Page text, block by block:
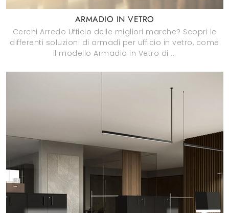
ARMADIO IN VETRO
Cerchi Arredo Ufficio delle migliori marche? Scopri le
differenti soluzioni di armadi per ufficio in vetro, come
il modello Armadio in Vetro di ...